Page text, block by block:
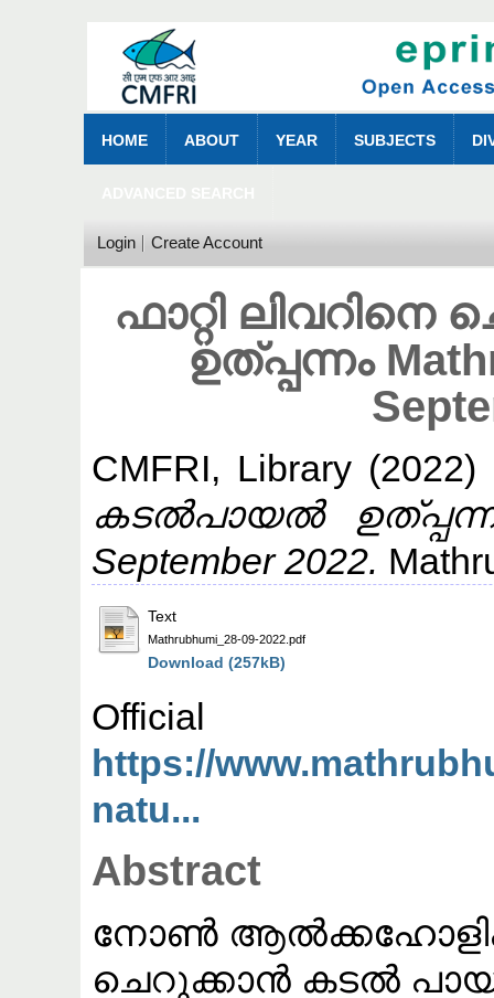
HOME ABOUT YEAR SUBJECTS
Login Create Account
ഫാറ്റി
ഉത്പ്പന്നം
CMFRI, Library (2022)
കടൽപായൽ ഉത്പ്പന്നം
September 2022.
Text
Mathrubhumi_28-09-2022.pdf
Download (257kB)
https://
natu...
Abstract
നോൺ ആൽക്കഹോളിക്
ചെറുക്കാൻ കടൽ